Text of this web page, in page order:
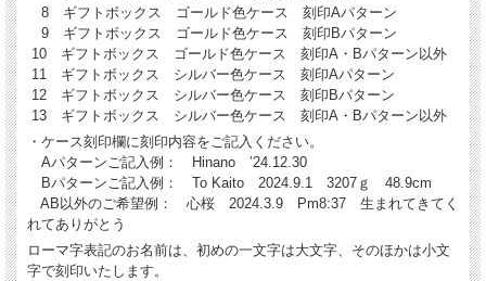
8 ギフトボックス ゴールド色ケース 刻印Aパターン
9 ギフトボックス ゴールド色ケース 刻印Bパターン
10 ギフトボックス ゴールド色ケース 刻印A・Bパターン以外
11 ギフトボックス シルバー色ケース 刻印Aパターン
12 ギフトボックス シルバー色ケース 刻印Bパターン
13 ギフトボックス シルバー色ケース 刻印A・Bパターン以外
・ケース刻印欄に刻印内容をご記入ください。
Aパターンご記入例： Hinano ’24.12.30
Bパターンご記入例： To Kaito 2024.9.1 3207ｇ 48.9cm
AB以外のご希望例： 心桜 2024.3.9 Pm8:37 生まれてきてく
れてありがとう
ローマ字表記のお名前は、初めの一文字は大文字、そのほかは小文
字で刻印いたします。